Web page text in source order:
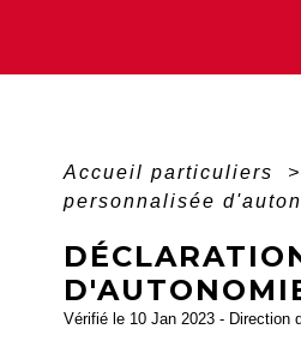
Accueil particuliers >
personnalisée
Vérifié le 10 Jan 2023 - Direction